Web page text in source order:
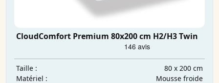
CloudComfort Premium 80x200 cm H2/H3 Twin
Taille :
80 x 200 cm
Matériel :
Mousse froide